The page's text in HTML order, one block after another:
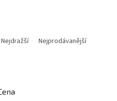
Nejdražší
Nejprodávanější